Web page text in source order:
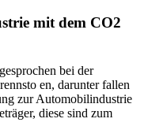
mit dem CO2
bei der
en, darunter fallen
zur Automobilindustrie
diese sind zum